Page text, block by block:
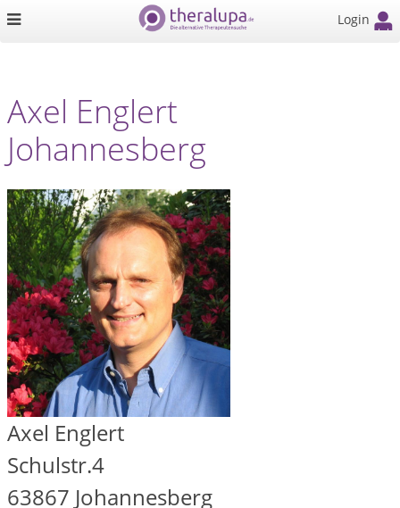
Login
Axel Englert
Johannesberg
Axel Englert
Schulstr.4
63867 Johannesberg